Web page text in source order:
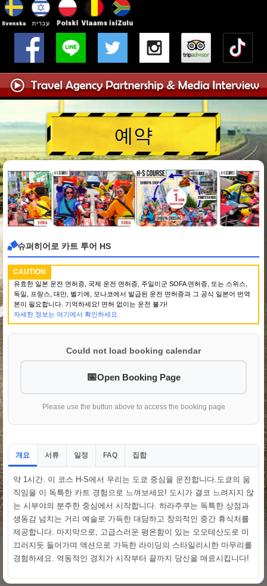
예약
슈퍼히어로 카트 투어 HS
CAUTION
유효한 일본 운전 면허증, 국제 운전 면허증, 주일미군 SOFA 면허증, 또는 스위스,
독일, 프랑스, 대만, 벨기에, 모나코에서 발급된 운전 면허증과 그 공식 일본어 번역
본이 필요합니다. 기억하세요! 면허 없이는 운전 불가!
자세한 정보는 여기에서 확인하세요.
Could not load booking calendar
Open Booking Page
Please use the button above to access the booking page
개요 서류 일정 FAQ 집합
약 1시간. 이 코스 H-S에서 우리는 도쿄 중심을 운전합니다.도쿄의 움
직임을 이 독특한 카트 경험으로 느껴보세요! 도시가 결코 느려지지 않
는 시부야의 분주한 중심에서 시작합니다. 하라주쿠는 독특한 상점과
생동감 넘치는 거리 예술로 가득한 대담하고 창의적인 중간 휴식처를
제공합니다. 마지막으로, 고급스러운 평온함이 있는 오모테산도로 미
끄러지듯 들어가며 액션으로 가득한 라이딩의 스타일리시한 마무리를
경험하세요. 역동적인 경치가 시작부터 끝까지 당신을 매료시킵니다!